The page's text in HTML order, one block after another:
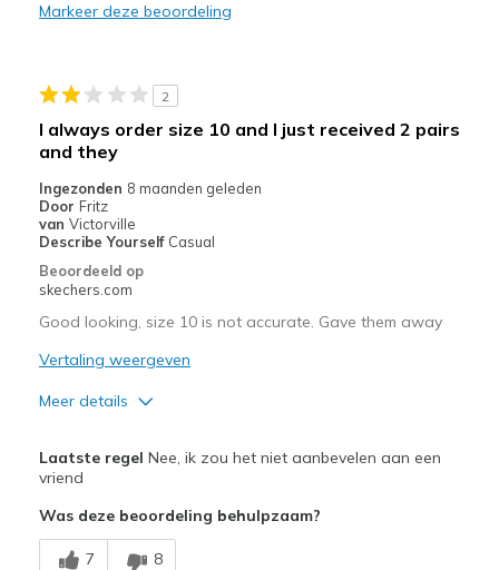
Poor Cushioning
Beste toepassingen
Casual Wear
Sizing
View On Shoes
Shoes are for Wearing
Markeer deze beoordeling
2
I always order size 10 and I just received 2 pairs
and they
Ingezonden 8 maanden geleden
Door Fritz
van Victorville
Describe Yourself Casual
Beoordeeld op
skechers.com
Good looking, size 10 is not accurate. Gave them away
Vertaling weergeven
Meer details
Attractive Design
Beste toepassingen
Casual Wear
Laatste regel Nee, ik zou het niet aanbevelen aan een
vriend
Was deze beoordeling behulpzaam?
7 8